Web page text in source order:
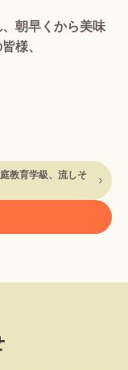
朝早くから美味
様、
教育学級、流しそ